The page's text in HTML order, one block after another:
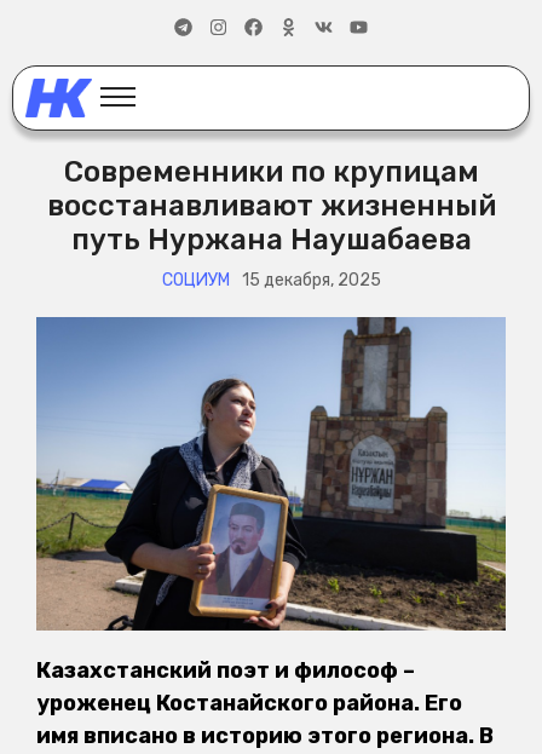
Современники по крупицам
восстанавливают жизненный
путь Нуржана Наушабаева
СОЦИУМ 15 декабря, 2025
Казахстанский поэт и философ –
уроженец Костанайского района. Его
имя вписано в историю этого региона. В